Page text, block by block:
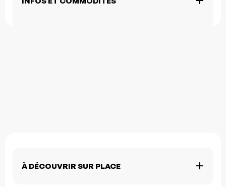
À DÉCOUVRIR SUR PLACE